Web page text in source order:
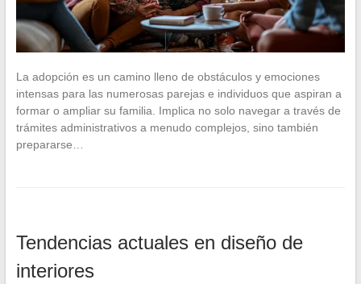
La adopción es un camino lleno de obstáculos y emociones
intensas para las numerosas parejas e individuos que aspiran a
formar o ampliar su familia. Implica no solo navegar a través de
trámites administrativos a menudo complejos, sino también
prepararse…
Tendencias actuales en diseño de
interiores